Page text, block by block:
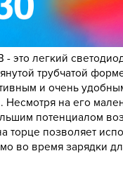
- это легкий
трубчатой
и очень
Несмотря на его
потенциалом
торце позволяет
во время зарядки